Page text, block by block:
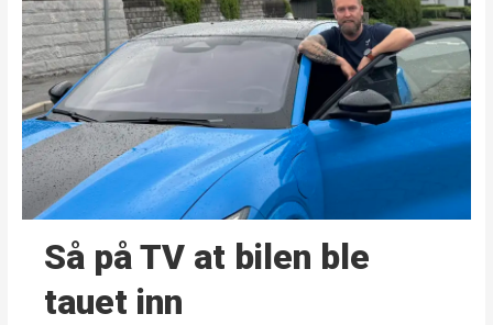
Så på TV at bilen ble
tauet inn